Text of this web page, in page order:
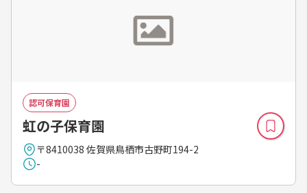
認可保育園
虹の子保育園
〒8410038 佐賀県鳥栖市古野町194-2
-